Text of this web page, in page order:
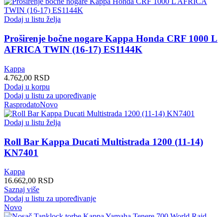
Dodaj u listu želja
Proširenje bočne nogare Kappa Honda CRF 1000 L
AFRICA TWIN (16-17) ES1144K
Kappa
4.762,00 RSD
Dodaj u korpu
Dodaj u listu za upoređivanje
RasprodatoNovo
Dodaj u listu želja
Roll Bar Kappa Ducati Multistrada 1200 (11-14)
KN7401
Kappa
16.662,00 RSD
Saznaj više
Dodaj u listu za upoređivanje
Novo